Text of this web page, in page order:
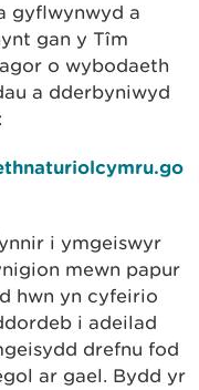
gyflwynwyd a
gan y Tîm
o wybodaeth
a dderbyniwyd
i ymgeiswyr
mewn papur
hwn yn cyfeirio
i adeilad
drefnu fod
ar gael. Bydd yr